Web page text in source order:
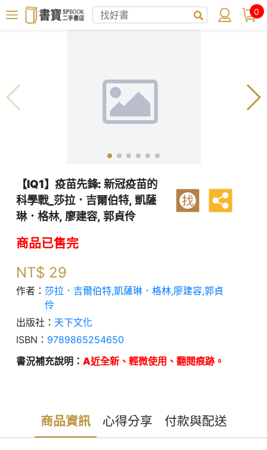
0
【IQ1】疫苗先鋒: 新冠疫苗的
科學戰_莎拉．吉爾伯特, 凱薩
琳．格林, 廖建容, 郭貞伶
找
商品已售完
NT$ 29
作者： 莎拉．吉爾伯特,凱薩琳．格林,廖建容,郭貞
伶
出版社： 天下文化
ISBN： 9789865254650
書況補充說明： A近全新、輕微使用、翻閱痕跡。
商品資訊 心得分享 付款與配送